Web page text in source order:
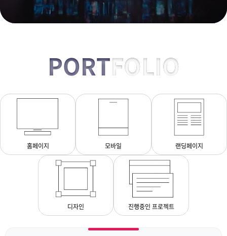
PORTFOLIO
홈페이지 모바일 랜딩페이지
디자인 진행중인 프로젝트